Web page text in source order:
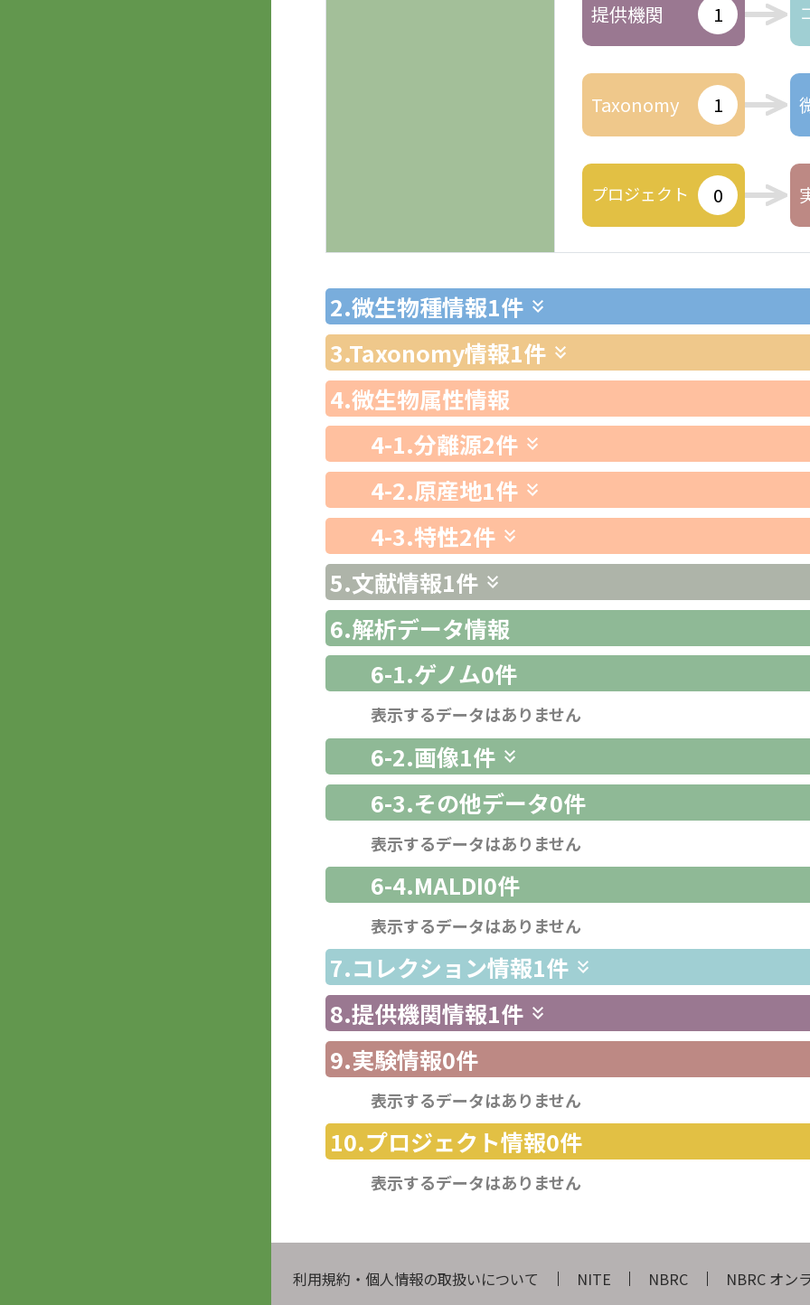
提供機関 1
Taxonomy 1
プロジェクト 0
2.微生物種情報1件
3.Taxonomy情報1件
4.微生物属性情報
4-1.分離源2件
4-2.原産地1件
4-3.特性2件
5.文献情報1件
6.解析データ情報
6-1.ゲノム0件
表示するデータはありません
6-2.画像1件
6-3.その他データ0件
表示するデータはありません
6-4.MALDI0件
表示するデータはありません
7.コレクション情報1件
8.提供機関情報1件
9.実験情報0件
表示するデータはありません
10.プロジェクト情報0件
表示するデータはありません
利用規約・個人情報の取扱いについて NITE NBRC NBRC オン